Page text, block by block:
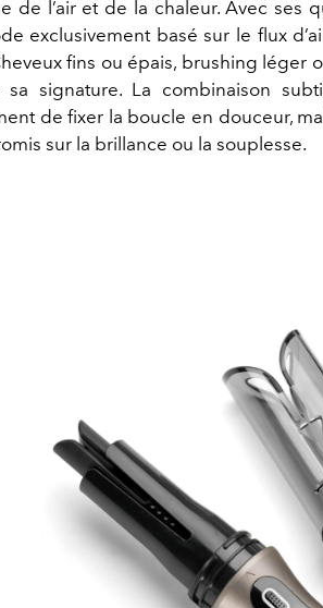
de l’air et de la chaleur. Avec ses
exclusivement basé sur le flux
fins ou épais, brushing léger
sa signature. La combinaison
de fixer la boucle en douceur,
sur la brillance ou la souplesse.